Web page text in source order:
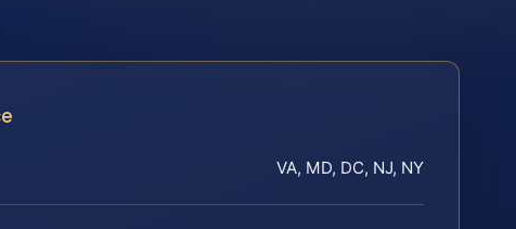
VA, MD, DC, NJ, NY